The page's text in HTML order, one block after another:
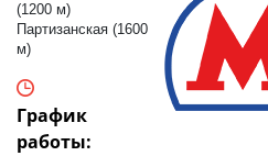
(1200 м)
Партизанская (1600
м)
График
работы: